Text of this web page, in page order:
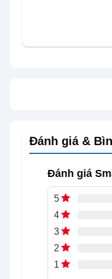
Đánh giá &
Đánh giá
5
4
3
2
1